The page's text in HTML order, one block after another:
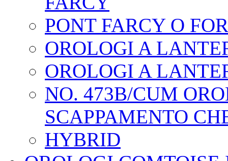
PONT FARCY O
OROLOGI A
OROLOGI A
NO. 473B/CUM
SCAPPAMENTO
HYBRID